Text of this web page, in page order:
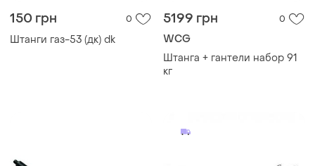
150 грн 0
Штанги газ-53 (дк) dk
5199 грн 0
WCG
Штанга + гантели набор 91
кг